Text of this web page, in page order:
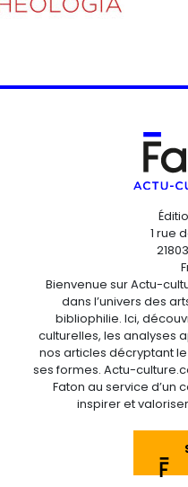
1 rue
Bienvenue sur Actu-
dans l’univers des
bibliophilie. Ici,
culturelles, les analyses
nos articles décryptant
ses formes. Actu-
Faton au service d’un
inspirer et